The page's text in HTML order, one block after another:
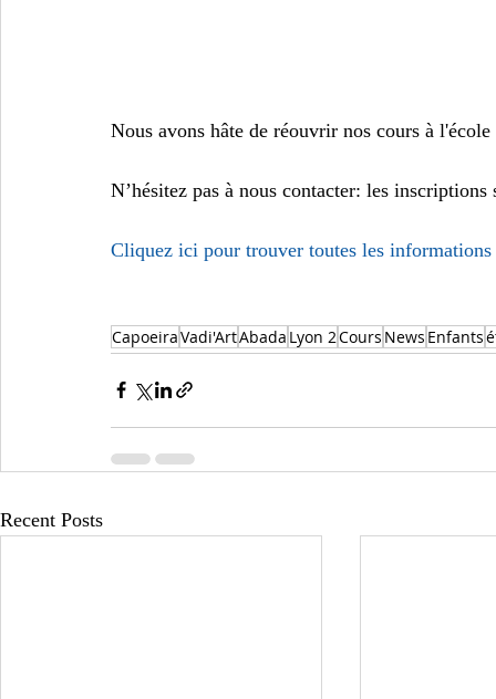
Nous avons hâte de réouvrir nos cours à
N’hésitez pas à nous contacter: les inscriptions
Cliquez ici pour trouver toutes les
CapoeiraVadi'ArtAbada Lyon 2Cours News Enfants
Recent Posts